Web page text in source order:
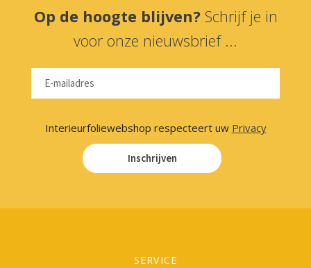
Op de hoogte blijven? Schrijf je in
voor onze nieuwsbrief ...
Interieurfoliewebshop respecteert uw Privacy
Inschrijven
SERVICE